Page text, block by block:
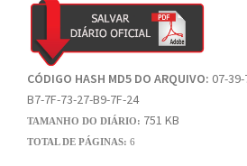
CÓDIGO HASH MD5 DO ARQUIVO: 07-
B7-7F-73-27-B9-7F-24
TAMANHO DO DIÁRIO: 751 KB
TOTAL DE PÁGINAS: 6